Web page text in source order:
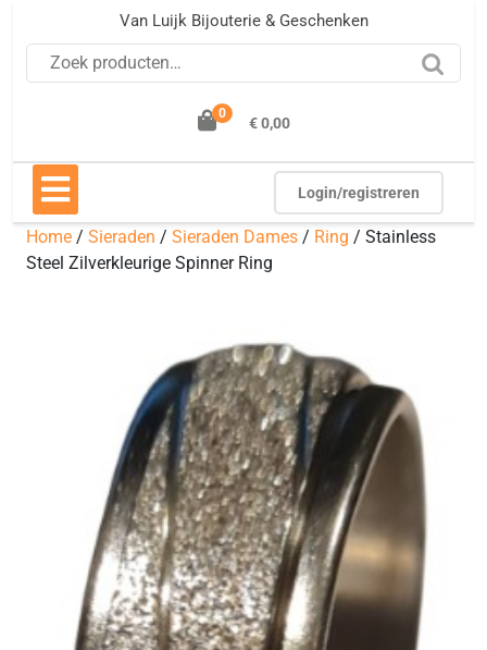
inhoud
Van Luijk Bijouterie & Geschenken
0
€ 0,00
Open
Login/registreren
Home / Sieraden / Sieraden Dames / Ring / Stainless
Steel Zilverkleurige Spinner Ring